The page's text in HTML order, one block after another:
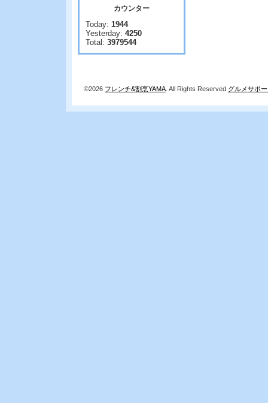
カウンター
Today: 1944
Yesterday: 4250
Total: 3979544
©2026 フレンチ&割烹YAMA . All Rights Reserved. グルメサポ